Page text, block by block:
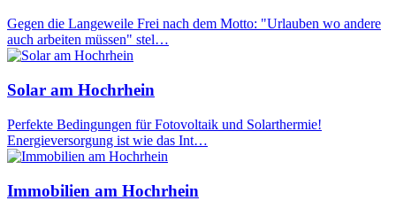
Gegen die Langeweile Frei nach dem Motto: "Urlauben wo andere
auch arbeiten müssen" stel…
Solar am Hochrhein
Perfekte Bedingungen für Fotovoltaik und Solarthermie!
Energieversorgung ist wie das Int…
Immobilien am Hochrhein